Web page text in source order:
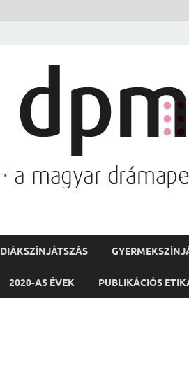
DIÁKSZÍNJÁTSZÁS
2020-AS ÉVEK PUBLIKÁCIÓS